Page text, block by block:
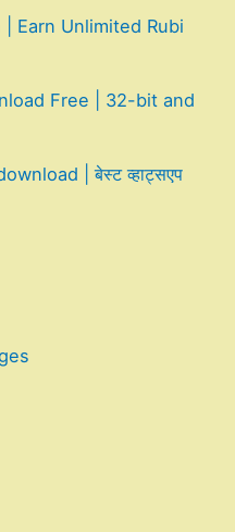
Earn Unlimited Rubi
Free | 32-bit and
| बेस्ट व्हाट्सएप